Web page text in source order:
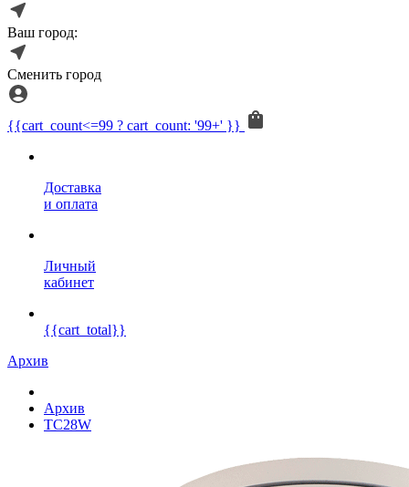
Ваш город:
Сменить город
{{cart_count<=99 ? cart_count: '99+' }}
Доставка
и оплата
Личный
кабинет
{{cart_total}}
Архив
Архив
TC28W